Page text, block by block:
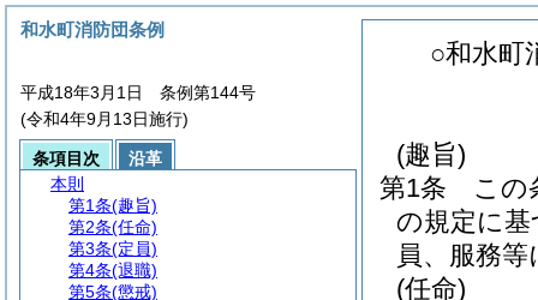
○和水町
(趣旨)
第1条
この
の規定に
員、服務
(任命)
和水町消防団条例
平成18年3月1日 条例第144号
(令和4年9月13日施行)
条項目次
沿革
本則
第1条(趣旨)
第2条(任命)
第3条(定員)
第4条(退職)
第5条(懲戒)